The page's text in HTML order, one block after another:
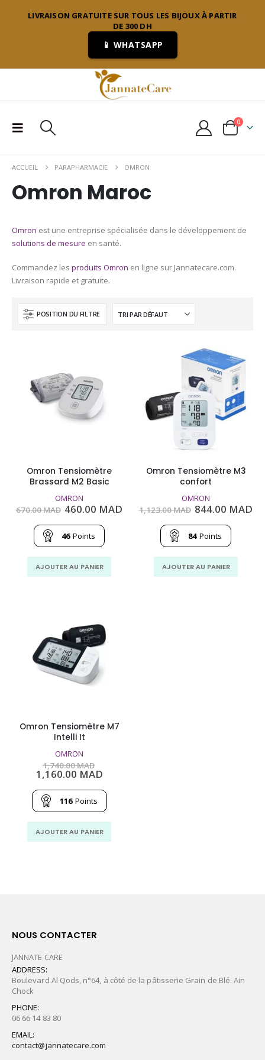
LIVRAISON GRATUITE SUR TOUS LES BIJOUX À PARTIR
DE 300 DH
📱 WHATSAPP
0
ACCUEIL PARAPHARMACIE OMRON
Omron Maroc
Omron est une entreprise spécialisée dans le développement de
solutions de mesure en santé.
Commandez les produits Omron en ligne sur Jannatecare.com.
Livraison rapide et gratuite.
POSITION DU FILTRE
Omron Tensiomètre
Brassard M2 Basic
OMRON
670.00MAD Le
initial
était :
670.00
MAD.
460.00 MAD
46 Points
AJOUTER AU PANIER
Omron Tensiomètre M3
confort
OMRON
1,123.00MAD Le
initial
était :
1,123.00
MAD.
844.00 MAD
84 Points
AJOUTER AU PANIER
Omron Tensiomètre M7
Intelli It
OMRON
1,740.00MAD
prix
était :
1,740.00
MAD.
1,160.00 MADLe
actuel
1,160.00
MAD.
116 Points
AJOUTER AU PANIER
NOUS CONTACTER
JANNATE CARE
ADDRESS:
Boulevard Al Qods, n°64, à côté de la pâtisserie Grain de Blé. Ain
Chock
PHONE:
06 66 14 83 80
EMAIL:
contact@jannatecare.com